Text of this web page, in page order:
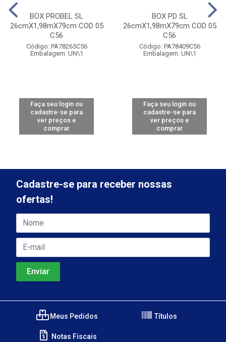
BOX PROBEL SL
26cmX1,98mX79cm COD 05
C56
Código: PA78265C56
Embalagem: UN\1
Faça seu login ou
cadastre-se para
ver preços e
comprar
BOX PD SL
26cmX1,98mX79cm COD 05
C56
Código: PA78409C56
Embalagem: UN\1
Faça seu login ou
cadastre-se para
ver preços e
comprar
Cadastre-se para receber nossas
ofertas!
Meus Pedidos Títulos
Notas Fiscais